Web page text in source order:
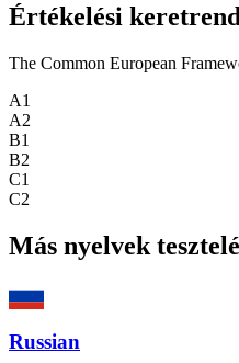
Értékelési
The Common European
A1
A2
B1
B2
C1
C2
Más nyelvek
Russian